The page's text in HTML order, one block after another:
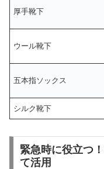
厚手靴下
ウール靴下
五本指ソックス
シルク靴下
緊急時に役立つ
て活用